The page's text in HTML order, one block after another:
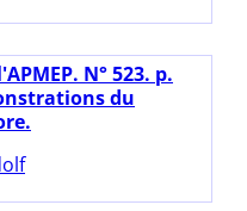
N° 523. p.
du